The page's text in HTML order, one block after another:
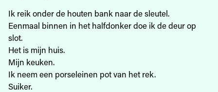
Ik reik onder de houten bank naar de sleutel.
Eenmaal binnen in het halfdonker doe ik de deur op
slot.
Het is mijn huis.
Mijn keuken.
Ik neem een porseleinen pot van het rek.
Suiker.